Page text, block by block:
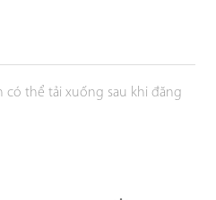
có thể tải xuống sau khi đăng